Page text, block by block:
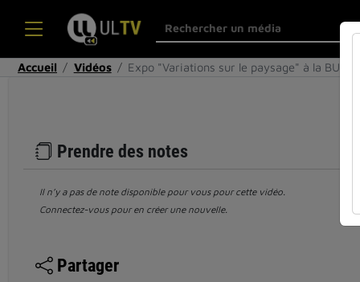
Accueil Vidéos Expo "Variations sur le paysage" à la BU
Prendre des notes
Il n’y a pas de note disponible pour vous pour cette vidéo.
Connectez-vous pour en créer une nouvelle.
Partager